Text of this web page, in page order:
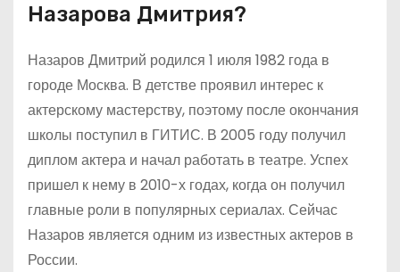
Назарова Дмитрия?
Назаров Дмитрий родился 1 июля 1982 года в
городе Москва. В детстве проявил интерес к
актерскому мастерству, поэтому после окончания
школы поступил в ГИТИС. В 2005 году получил
диплом актера и начал работать в театре. Успех
пришел к нему в 2010-х годах, когда он получил
главные роли в популярных сериалах. Сейчас
Назаров является одним из известных актеров в
России.